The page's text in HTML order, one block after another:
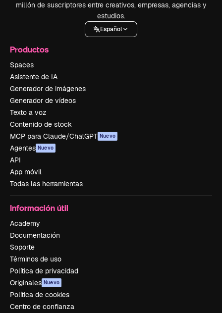
millón de suscriptores entre creativos, empresas, agencias y
estudios.
Español
Productos
Spaces
Asistente de IA
Generador de imágenes
Generador de vídeos
Texto a voz
Contenido de stock
MCP para Claude/ChatGPT Nuevo
Agentes Nuevo
API
App móvil
Todas las herramientas
Información útil
Academy
Documentación
Soporte
Términos de uso
Política de privacidad
Originales Nuevo
Política de cookies
Centro de confianza